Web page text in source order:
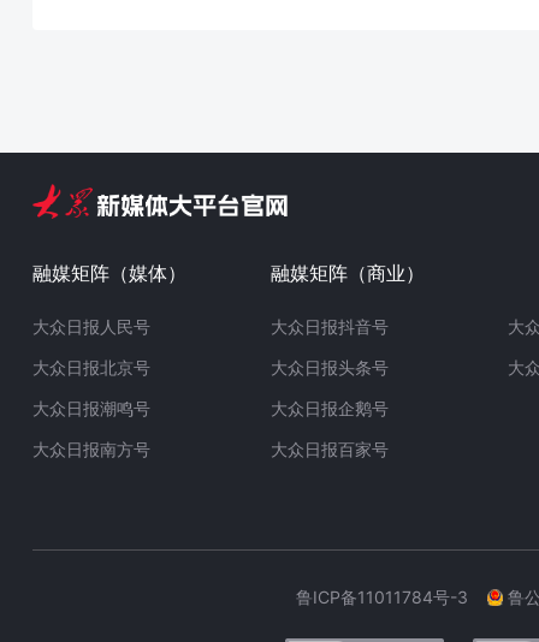
融媒矩阵（媒体）
大众日报人民号
大众日报北京号
大众日报潮鸣号
大众日报南方号
融媒矩阵（商业）
大众日报抖音号
大众日报头条号
大众日报企鹅号
大众日报百家号
大
大
鲁ICP备11011784号-3 鲁